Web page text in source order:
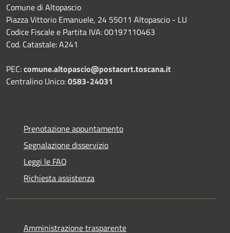
Comune di Altopascio
Piazza Vittorio Emanuele, 24 55011 Altopascio - LU
Codice Fiscale e Partita IVA: 00197110463
Cod. Catastale: A241
PEC:comune.altopascio@postacert.toscana.it
Centralino Unico:0583-24031
Prenotazione appuntamento
Segnalazione disservizio
Leggi le FAQ
Richiesta assistenza
Amministrazione trasparente